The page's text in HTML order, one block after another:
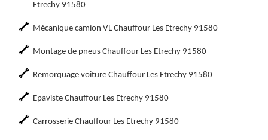
Etrechy 91580
Mécanique camion VL Chauffour Les Etrechy 91580
Montage de pneus Chauffour Les Etrechy 91580
Remorquage voiture Chauffour Les Etrechy 91580
Epaviste Chauffour Les Etrechy 91580
Carrosserie Chauffour Les Etrechy 91580